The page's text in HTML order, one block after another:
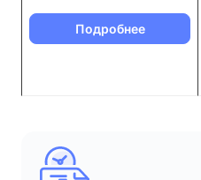
Подробнее